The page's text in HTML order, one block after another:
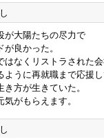
が大陽たちの尽力で
良かった。
はなくリストラされた
うに再就職まで応援し
方が生きていた。
がもらえます。